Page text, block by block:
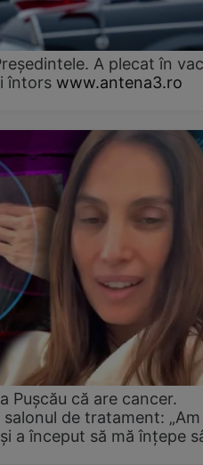
A plecat în
întors www.antena3.ro
Pușcău că are cancer.
de tratament:
a început să mă înțepe